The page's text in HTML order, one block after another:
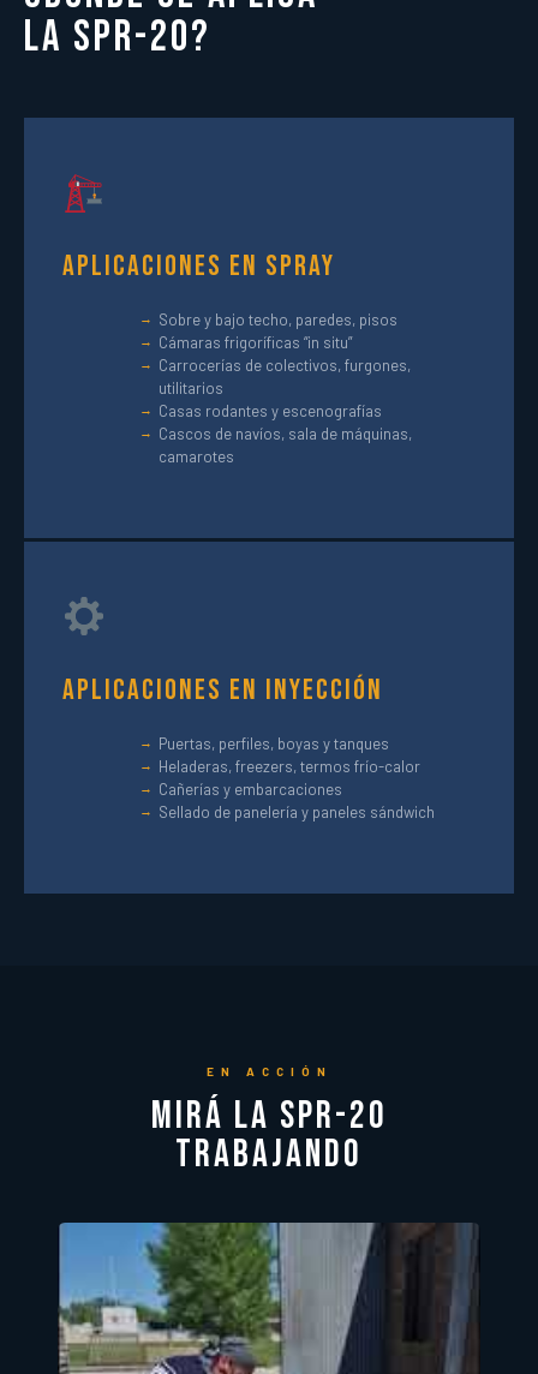
la SPR-20?
Aplicaciones en Spray
Sobre y bajo techo, paredes, pisos
Cámaras frigoríficas “in situ”
Carrocerías de colectivos, furgones,
utilitarios
Casas rodantes y escenografías
Cascos de navíos, sala de máquinas,
camarotes
Aplicaciones en Inyección
Puertas, perfiles, boyas y tanques
Heladeras, freezers, termos frío-calor
Cañerías y embarcaciones
Sellado de panelería y paneles sándwich
EN ACCIÓN
Mirá la SPR-20
trabajando